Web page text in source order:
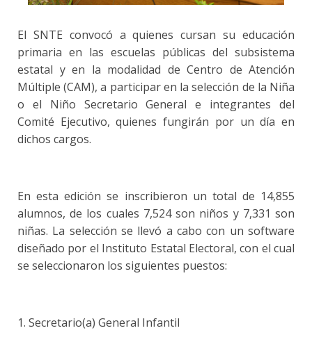
El SNTE convocó a quienes cursan su educación
primaria en las escuelas públicas del subsistema
estatal y en la modalidad de Centro de Atención
Múltiple (CAM), a participar en la selección de la Niña
o el Niño Secretario General e integrantes del
Comité Ejecutivo, quienes fungirán por un día en
dichos cargos.
En esta edición se inscribieron un total de 14,855
alumnos, de los cuales 7,524 son niños y 7,331 son
niñas. La selección se llevó a cabo con un software
diseñado por el Instituto Estatal Electoral, con el cual
se seleccionaron los siguientes puestos:
1. Secretario(a) General Infantil